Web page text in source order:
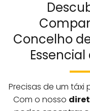
Concelho
Precisas de um
Com o nosso